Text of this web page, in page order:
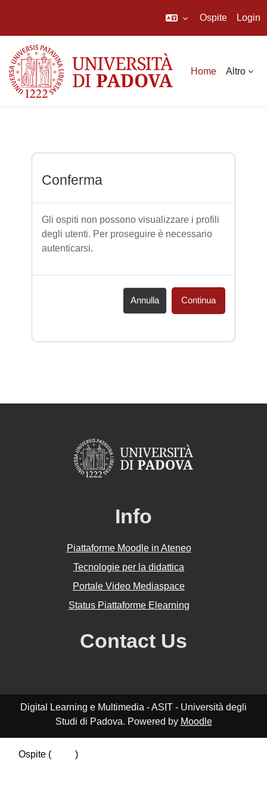
Ospite Login
Home Altro
Conferma
Gli ospiti non possono visualizzare i profili
degli utenti. Per proseguire è necessario
autenticarsi.
Annulla Continua
Info
Piattaforme Moodle in Ateneo
Tecnologie per la didattica
Portale Video Mediaspace
Status Piattaforme Elearning
Contact Us
Digital Learning e Multimedia - ASIT - Università degli
Studi di Padova. Powered by Moodle
Ospite (
)